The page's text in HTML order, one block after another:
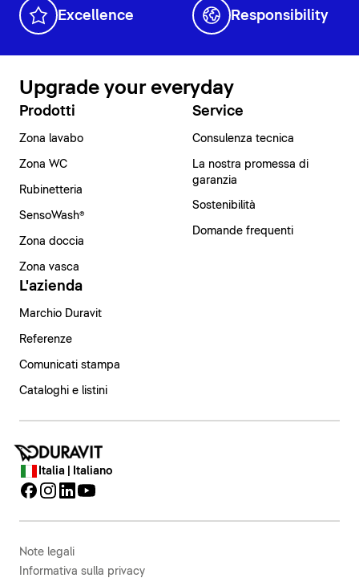
Excellence Responsibility
Upgrade your everyday
Prodotti
Zona lavabo
Zona WC
Rubinetteria
SensoWash®
Zona doccia
Zona vasca
Service
Consulenza tecnica
La nostra promessa di
garanzia
Sostenibilità
Domande frequenti
L'azienda
Marchio Duravit
Referenze
Comunicati stampa
Cataloghi e listini
Italia | Italiano
Note legali
Informativa sulla privacy